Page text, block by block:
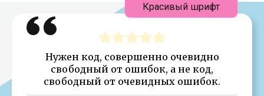
Нужен код, совершенно очевидно
свободный от ошибок, а не код,
свободный от очевидных ошибок.
Красивый шрифт